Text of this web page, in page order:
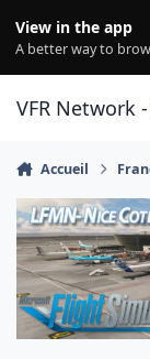
View in the app
A better way to
VFR Network
Accueil